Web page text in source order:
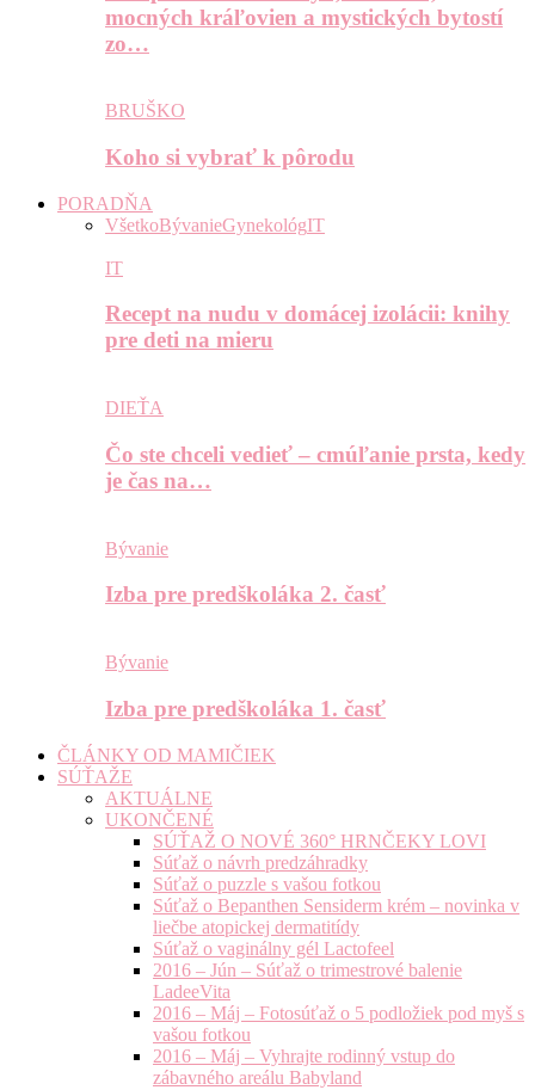
mocných kráľovien a mystických bytostí
zo…
BRUŠKO
Koho si vybrať k pôrodu
PORADŇA
VšetkoBývanieGynekológIT
IT
Recept na nudu v domácej izolácii: knihy
pre deti na mieru
DIEŤA
Čo ste chceli vedieť – cmúľanie prsta, kedy
je čas na…
Bývanie
Izba pre predškoláka 2. časť
Bývanie
Izba pre predškoláka 1. časť
ČLÁNKY OD MAMIČIEK
SÚŤAŽE
AKTUÁLNE
UKONČENÉ
SÚŤAŽ O NOVÉ 360° HRNČEKY LOVI
Súťaž o návrh predzáhradky
Súťaž o puzzle s vašou fotkou
Súťaž o Bepanthen Sensiderm krém – novinka v
liečbe atopickej dermatitídy
Súťaž o vaginálny gél Lactofeel
2016 – Jún – Súťaž o trimestrové balenie
LadeeVita
2016 – Máj – Fotosúťaž o 5 podložiek pod myš s
vašou fotkou
2016 – Máj – Vyhrajte rodinný vstup do
zábavného areálu Babyland